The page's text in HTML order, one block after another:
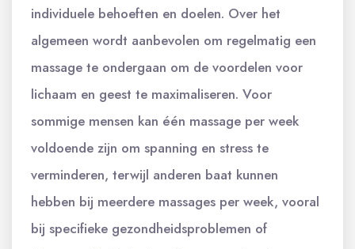
individuele behoeften en doelen. Over het
algemeen wordt aanbevolen om regelmatig een
massage te ondergaan om de voordelen voor
lichaam en geest te maximaliseren. Voor
sommige mensen kan één massage per week
voldoende zijn om spanning en stress te
verminderen, terwijl anderen baat kunnen
hebben bij meerdere massages per week, vooral
bij specifieke gezondheidsproblemen of